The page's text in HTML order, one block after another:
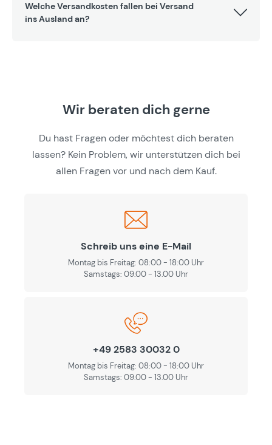
Welche Versandkosten fallen bei Versand
ins Ausland an?
Wir beraten dich gerne
Du hast Fragen oder möchtest dich beraten
lassen? Kein Problem, wir unterstützen dich bei
allen Fragen vor und nach dem Kauf.
Schreib uns eine E-Mail
Montag bis Freitag: 08:00 - 18:00 Uhr
Samstags: 09.00 - 13.00 Uhr
+49 2583 30032 0
Montag bis Freitag: 08:00 - 18:00 Uhr
Samstags: 09.00 - 13.00 Uhr